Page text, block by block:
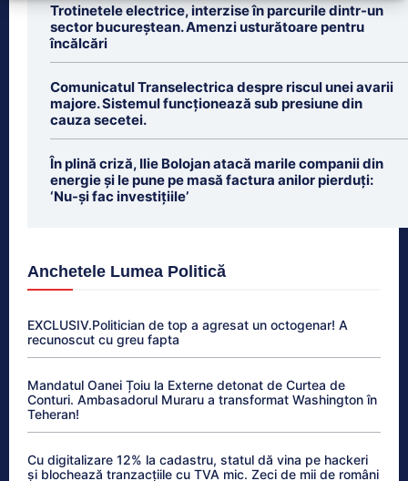
Trotinetele electrice, interzise în parcurile dintr-un
sector bucureștean. Amenzi usturătoare pentru
încălcări
Comunicatul Transelectrica despre riscul unei avarii
majore. Sistemul funcționează sub presiune din
cauza secetei.
În plină criză, Ilie Bolojan atacă marile companii din
energie și le pune pe masă factura anilor pierduți:
‘Nu-și fac investițiile’
Anchetele Lumea Politică
EXCLUSIV.Politician de top a agresat un octogenar! A
recunoscut cu greu fapta
Mandatul Oanei Țoiu la Externe detonat de Curtea de
Conturi. Ambasadorul Muraru a transformat Washington în
Teheran!
Cu digitalizare 12% la cadastru, statul dă vina pe hackeri
și blochează tranzacțiile cu TVA mic. Zeci de mii de români